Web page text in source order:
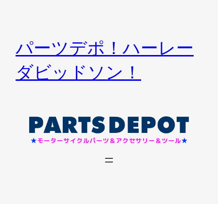
パーツデポ！ハーレー
ダビッドソン！